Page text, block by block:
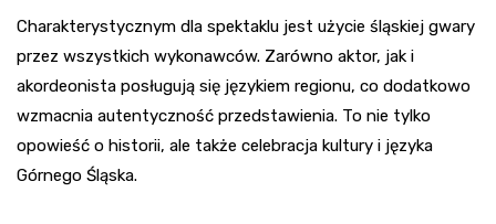
Charakterystycznym dla spektaklu jest użycie śląskiej gwary
przez wszystkich wykonawców. Zarówno aktor, jak i
akordeonista posługują się językiem regionu, co dodatkowo
wzmacnia autentyczność przedstawienia. To nie tylko
opowieść o historii, ale także celebracja kultury i języka
Górnego Śląska.